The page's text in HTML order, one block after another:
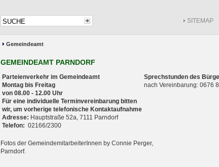
SITEMAP
Gemeindeamt
GEMEINDEAMT PARNDORF
Parteienverkehr im Gemeindeamt
Montag bis Freitag
von 08.00 - 12.00 Uhr
Für eine individuelle Terminvereinbarung bitten
wir, um vorherige telefonische Kontaktaufnahme
Adresse: Hauptstraße 52a, 7111 Parndorf
Telefon: 02166/2300
Sprechstunden des
nach Vereinbarung: 0676
Fotos der GemeindemitarbeiterInnen by Connie Perger,
Parndorf.